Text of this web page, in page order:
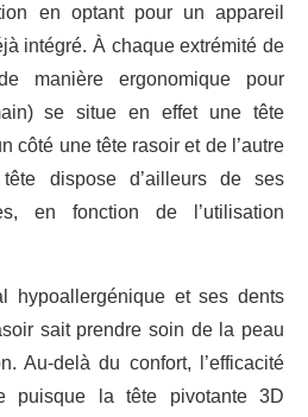
en optant pour un appareil
intégré. À chaque extrémité de
manière ergonomique pour
se situe en effet une tête
côté une tête rasoir et de l’autre
dispose d’ailleurs de ses
en fonction de l’utilisation
hypoallergénique et ses dents
sait prendre soin de la peau
Au-delà du confort, l’efficacité
puisque la tête pivotante 3D